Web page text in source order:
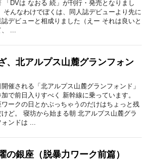
「DVは なおる 続」が刊行・発売となりまし
そんなわけでぼくは、同人誌デビューより先に
誌デビューと相成りました（えー それは良いと
、 ...
、北アルプス山麓グランフォン
催される「北アルプス山麓グランフォンド」
で前日入りすべく 新幹線に乗っています。
ワークの日とかぶっちゃうのだけはちょっと残
けど。 寝坊から始まる朝 北アルプス山麓グラ
ォンドは ...
の銀座（脱暴力ワーク前篇）